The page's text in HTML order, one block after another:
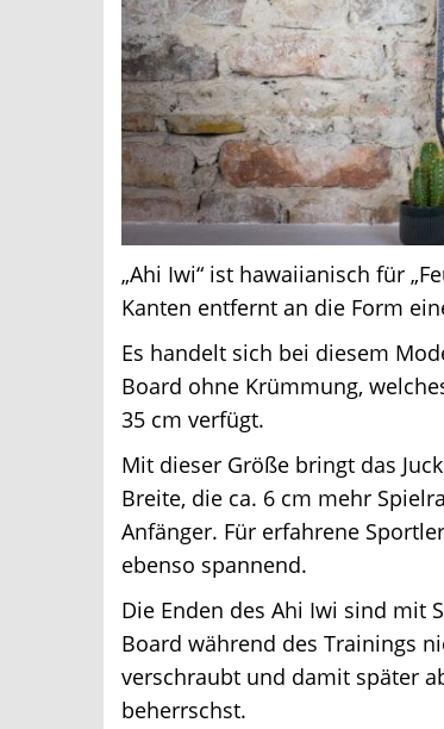
„Ahi Iwi“ ist hawaiianisch für
Kanten entfernt an die Form
Es handelt sich bei diesem
Board ohne Krümmung,
35 cm verfügt.
Mit dieser Größe bringt das
Breite, die ca. 6 cm mehr
Anfänger. Für erfahrene
ebenso spannend.
Die Enden des Ahi Iwi sind mit
Board während des Trainings
verschraubt und damit später
beherrschst.